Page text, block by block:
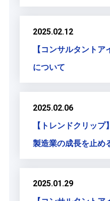
2025.02.12
【コンサルタントア
について
2025.02.06
【トレンドクリッ
製造業の成長を止め
2025.01.29